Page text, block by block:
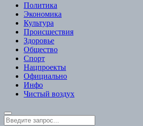
Политика
Экономика
Культура
Происшествия
Здоровье
Общество
Спорт
Нацпроекты
Официально
Инфо
Чистый воздух